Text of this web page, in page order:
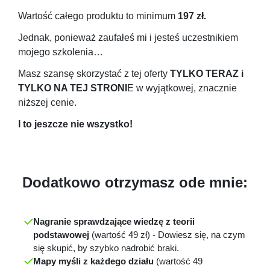
Wartość całego produktu to minimum 197 zł.
Jednak, ponieważ zaufałeś mi i jesteś uczestnikiem
mojego szkolenia…
Masz szansę skorzystać z tej oferty TYLKO TERAZ i
TYLKO NA TEJ STRONI E w wyjątkowej, znacznie
niższej cenie.
I to jeszcze nie wszystko!
Dodatkowo otrzymasz ode mnie:
Nagranie sprawdzające wiedzę z teorii
podstawowej (wartość 49 zł) - Dowiesz się, na czym
się skupić, by szybko nadrobić braki.
Mapy myśli z każdego działu (wartość 49